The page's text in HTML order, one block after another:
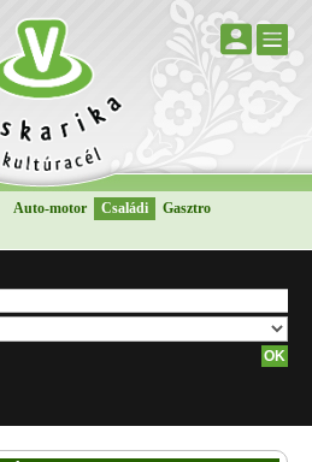
Auto-motor Családi
Gasztro